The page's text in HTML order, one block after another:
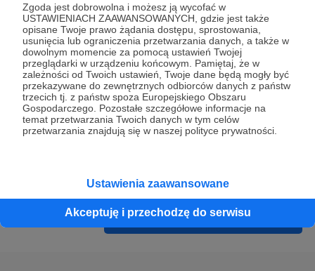
Zgoda jest dobrowolna i możesz ją wycofać w
USTAWIENIACH ZAAWANSOWANYCH, gdzie jest także
opisane Twoje prawo żądania dostępu, sprostowania,
usunięcia lub ograniczenia przetwarzania danych, a także w
dowolnym momencie za pomocą ustawień Twojej
przeglądarki w urządzeniu końcowym. Pamiętaj, że w
zależności od Twoich ustawień, Twoje dane będą mogły być
przekazywane do zewnętrznych odbiorców danych z państw
trzecich tj. z państw spoza Europejskiego Obszaru
Gospodarczego. Pozostałe szczegółowe informacje na
temat przetwarzania Twoich danych w tym celów
przetwarzania znajdują się w naszej polityce prywatności.
Ustawienia zaawansowane
Akceptuję i przechodzę do serwisu
* Wyrażam zgodę na przetwarzanie moich danych
osobowych podanych w formularzu rejestracyjnym w celu
prawidłowego świadczenia usług serwisu Patronite.
Wyrażam zgodę na otrzymywanie drogą elektroniczną
informacji handlowych - newslettera. Opcja ta może zostać
zmieniona w ustawieniach konta.
Cofnij Zarejestruj się i przejdź dalej